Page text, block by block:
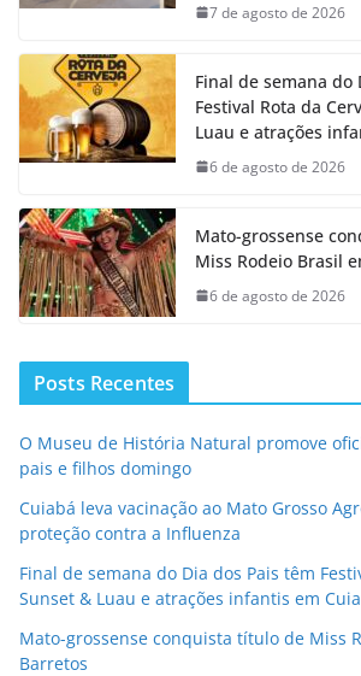
7 de agosto de 2026
Final de semana do
Festival Rota da
Luau e atrações
6 de agosto de 2026
Mato-grossense
Miss Rodeio Brasil
6 de agosto de 2026
Posts Recentes
O Museu de História Natural promove
pais e filhos domingo
Cuiabá leva vacinação ao Mato Grosso
proteção contra a Influenza
Final de semana do Dia dos Pais têm
Sunset & Luau e atrações infantis em
Mato-grossense conquista título de Miss
Barretos